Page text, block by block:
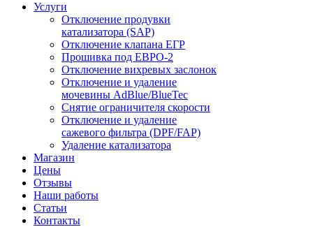
Услуги
Отключение продувки
катализатора (SAP)
Отключение клапана ЕГР
Прошивка под ЕВРО-2
Отключение вихревых заслонок
Отключение и удаление
мочевины AdBlue/BlueTec
Снятие ограничителя скорости
Отключение и удаление
сажевого фильтра (DPF/FAP)
Удаление катализатора
Магазин
Цены
Отзывы
Наши работы
Статьи
Контакты